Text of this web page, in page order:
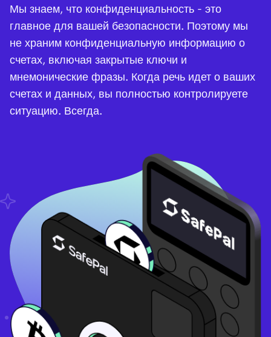
Мы знаем, что конфиденциальность - это
главное для вашей безопасности. Поэтому мы
не храним конфиденциальную информацию о
счетах, включая закрытые ключи и
мнемонические фразы. Когда речь идет о ваших
счетах и данных, вы полностью контролируете
ситуацию. Всегда.